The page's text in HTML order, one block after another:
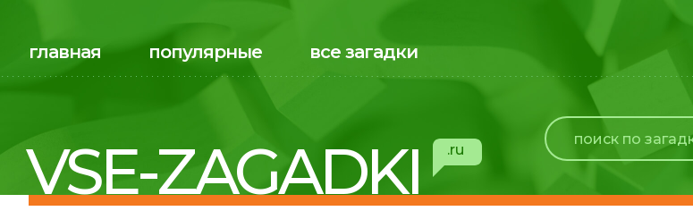
главная популярные все загадки
VSE-ZAGADKI .ru